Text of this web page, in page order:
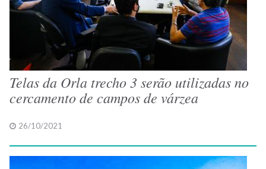
Telas da Orla trecho 3 serão utilizadas no
cercamento de campos de várzea
26/10/2021